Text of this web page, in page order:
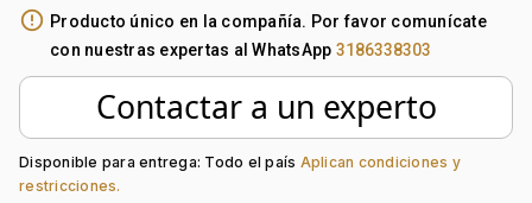
Tono Metal:
Metal: Oro 18 Kilates
Tejido: Barras
Subforma: Plana
Longitud:
45
Tipo de terminado: Rodinado
Tipo de Broche: Reasa
error_outline Producto único en la compañía. Por favor comunícate
con nuestras expertas al WhatsApp 3186338303
Contactar a un experto
Disponible para entrega: Todo el país Aplican condiciones y
restricciones.